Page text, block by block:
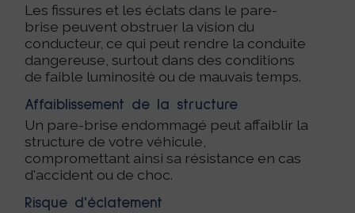
Les fissures et les éclats dans le pare-
brise peuvent obstruer la vision du
conducteur, ce qui peut rendre la conduite
dangereuse, surtout dans des conditions
de faible luminosité ou de mauvais temps.
Affaiblissement de la structure
Un pare-brise endommagé peut affaiblir la
structure de votre véhicule,
compromettant ainsi sa résistance en cas
d'accident ou de choc.
Risque d'éclatement